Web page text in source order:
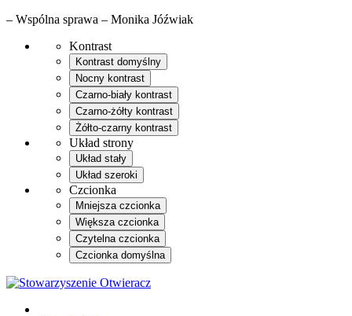
– Wspólna sprawa – Monika Jóźwiak
Kontrast
Kontrast domyślny
Nocny kontrast
Czarno-biały kontrast
Czarno-żółty kontrast
Żółto-czarny kontrast
Układ strony
Układ stały
Układ szeroki
Czcionka
Mniejsza czcionka
Większa czcionka
Czytelna czcionka
Czcionka domyślna